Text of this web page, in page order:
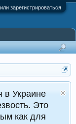
зарегистрироваться